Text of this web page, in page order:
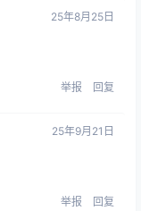
25年8月25日
举报 回复
25年9月21日
举报 回复